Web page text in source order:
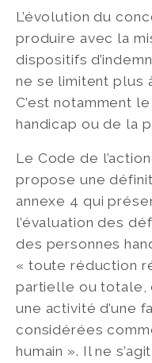
L’évolution du
produire avec la
dispositifs
ne se limitent plus
C’est notamment
handicap ou de la
Le Code de
propose une
annexe 4 qui
l’évaluation des
des personnes
« toute réduction
partielle ou totale,
une activité d’une
considérées
humain ». Il ne